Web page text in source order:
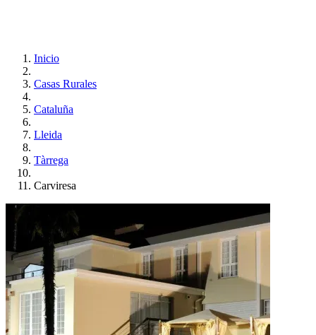
Inicio
Casas Rurales
Cataluña
Lleida
Tàrrega
Carviresa